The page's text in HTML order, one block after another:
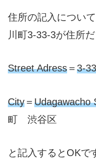
住所の記入につい
川町3-33-3が住所
Street Adress＝3-
City＝Udagawacho
町 渋谷区
と記入するとOKで